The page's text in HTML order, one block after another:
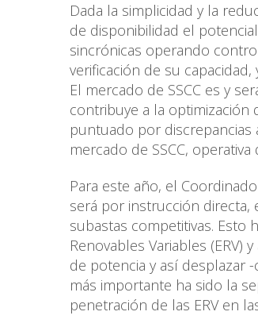
Dada la simplicidad y la
de disponibilidad el
sincrónicas operando
verificación de su
El mercado de SSCC es y
contribuye a la optimización
puntuado por
mercado de SSCC, operativa
Para este año, el
será por instrucción directa,
subastas competitivas. Esto
Renovables Variables
de potencia y así desplazar
más importante ha sido la
penetración de las ERV en